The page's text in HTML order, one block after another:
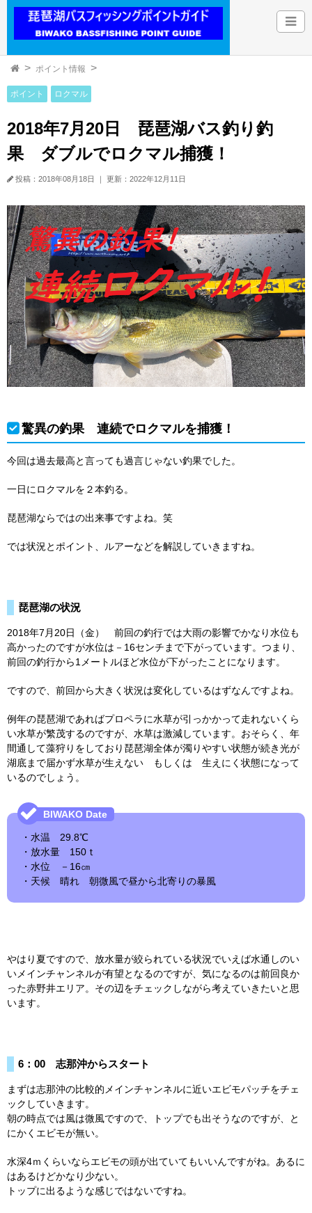
ポイント情報
ポイント ロクマル
2018年7月20日 琵琶湖バス釣り釣
果 ダブルでロクマル捕獲！
投稿：2018年08月18日 ｜ 更新：2022年12月11日
驚異の釣果 連続でロクマルを捕獲！
今回は過去最高と言っても過言じゃない釣果でした。
一日にロクマルを２本釣る。
琵琶湖ならではの出来事ですよね。笑
では状況とポイント、ルアーなどを解説していきますね。
琵琶湖の状況
2018年7月20日（金） 前回の釣行では大雨の影響でかなり水位も
高かったのですが水位は－16センチまで下がっています。つまり、
前回の釣行から1メートルほど水位が下がったことになります。
ですので、前回から大きく状況は変化しているはずなんですよね。
例年の琵琶湖であればプロペラに水草が引っかかって走れないくら
い水草が繁茂するのですが、水草は激減しています。おそらく、年
間通して藻狩りをしており琵琶湖全体が濁りやすい状態が続き光が
湖底まで届かず水草が生えない もしくは 生えにく状態になって
いるのでしょう。
・水温 29.8℃
・放水量 150ｔ
・水位 －16㎝
・天候 晴れ 朝微風で昼から北寄りの暴風
やはり夏ですので、放水量が絞られている状況でいえば水通しのい
いメインチャンネルが有望となるのですが、気になるのは前回良か
った赤野井エリア。その辺をチェックしながら考えていきたいと思
います。
6：00 志那沖からスタート
まずは志那沖の比較的メインチャンネルに近いエビモパッチをチェ
ックしていきます。
朝の時点では風は微風ですので、トップでも出そうなのですが、と
にかくエビモが無い。
水深4ｍくらいならエビモの頭が出ていてもいいんですがね。あるに
はあるけどかなり少ない。
トップに出るような感じではないですね。